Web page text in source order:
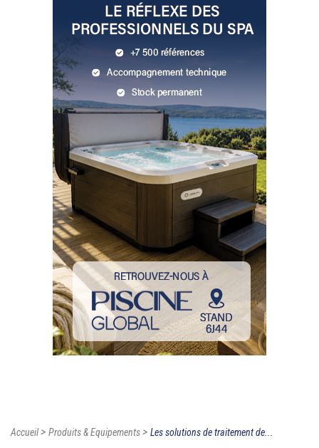
Accueil> Produits & Equipements> Les solutions de traitement de...